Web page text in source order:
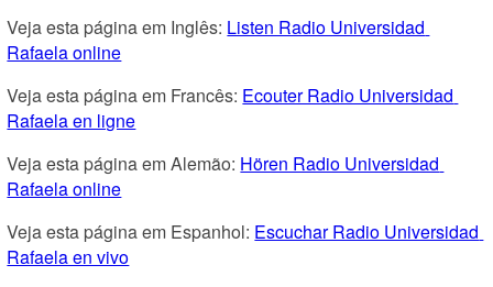
Veja esta página em Inglês: Listen Radio Universidad
Rafaela online
Veja esta página em Francês: Ecouter Radio Universidad
Rafaela en ligne
Veja esta página em Alemão: Hören Radio Universidad
Rafaela online
Veja esta página em Espanhol: Escuchar Radio Universidad
Rafaela en vivo